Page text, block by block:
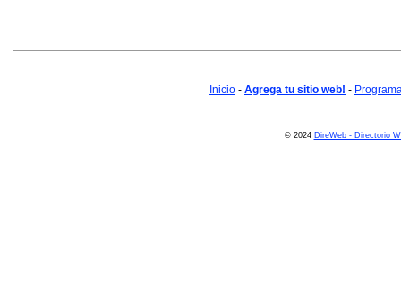
Inicio - Agrega tu sitio web! -
© 2024 DireWeb - Directorio